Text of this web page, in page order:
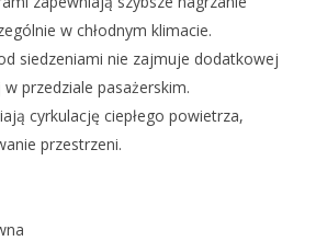
w chłodnym klimacie.
siedzeniami nie zajmuje dodatkowej
przedziale pasażerskim.
cyrkulację ciepłego powietrza,
przestrzeni.